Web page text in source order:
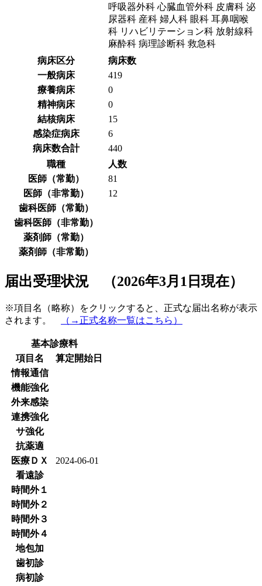
呼吸器外科 心臓血管外科 皮膚科 泌
尿器科 産科 婦人科 眼科 耳鼻咽喉
科 リハビリテーション科 放射線科
麻酔科 病理診断科 救急科
病床区分
病床数
一般病床
419
療養病床
0
精神病床
0
結核病床
15
感染症病床
6
病床数合計
440
職種
人数
医師（常勤）
81
医師（非常勤）
12
歯科医師（常勤）
歯科医師（非常勤）
薬剤師（常勤）
薬剤師（非常勤）
届出受理状況 （2026年3月1日現在）
※項目名（略称）をクリックすると、正式な届出名称が表示
されます。
（→正式名称一覧はこちら）
基本診療料
項目名
算定開始日
情報通信
機能強化
外来感染
連携強化
サ強化
抗薬適
医療ＤＸ
2024-06-01
看遠診
時間外１
時間外２
時間外３
時間外４
地包加
歯初診
病初診